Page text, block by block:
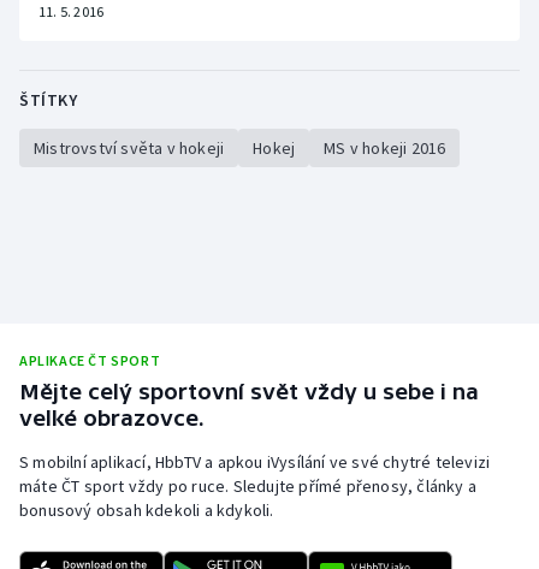
11. 5. 2016
ŠTÍTKY
Mistrovství světa v hokeji Hokej MS v hokeji 2016
APLIKACE ČT SPORT
Mějte celý sportovní svět vždy u sebe i na
velké obrazovce.
S mobilní aplikací, HbbTV a apkou iVysílání ve své chytré televizi
máte ČT sport vždy po ruce. Sledujte přímé přenosy, články a
bonusový obsah kdekoli a kdykoli.